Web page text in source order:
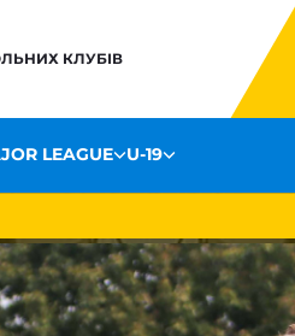
КЛУБІВ
LEAGUE U-19